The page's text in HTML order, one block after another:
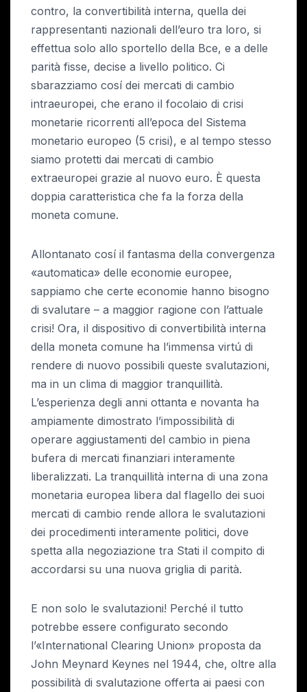
contro, la convertibilità interna, quella dei
rappresentanti nazionali dell’euro tra loro, si
effettua solo allo sportello della Bce, e a delle
parità fisse, decise a livello politico. Ci
sbarazziamo cosí dei mercati di cambio
intraeuropei, che erano il focolaio di crisi
monetarie ricorrenti all’epoca del Sistema
monetario europeo (5 crisi), e al tempo stesso
siamo protetti dai mercati di cambio
extraeuropei grazie al nuovo euro. È questa
doppia caratteristica che fa la forza della
moneta comune.
Allontanato cosí il fantasma della convergenza
«automatica» delle economie europee,
sappiamo che certe economie hanno bisogno
di svalutare – a maggior ragione con l’attuale
crisi! Ora, il dispositivo di convertibilità interna
della moneta comune ha l’immensa virtú di
rendere di nuovo possibili queste svalutazioni,
ma in un clima di maggior tranquillità.
L’esperienza degli anni ottanta e novanta ha
ampiamente dimostrato l’impossibilità di
operare aggiustamenti del cambio in piena
bufera di mercati finanziari interamente
liberalizzati. La tranquillità interna di una zona
monetaria europea libera dal flagello dei suoi
mercati di cambio rende allora le svalutazioni
dei procedimenti interamente politici, dove
spetta alla negoziazione tra Stati il compito di
accordarsi su una nuova griglia di parità.
E non solo le svalutazioni! Perché il tutto
potrebbe essere configurato secondo
l’«International Clearing Union» proposta da
John Meynard Keynes nel 1944, che, oltre alla
possibilità di svalutazione offerta ai paesi con